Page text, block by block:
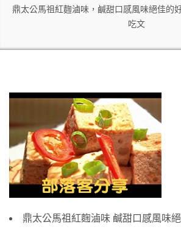
鼎太公馬祖紅麴滷味，鹹甜口感風味絕佳的
吃文
鼎太公馬祖紅麴滷味 鹹甜口感風味